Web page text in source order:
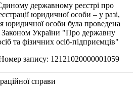
державному реєстрі про
юридичної особи – у разі,
юридичної особи була проведена
Законом України "Про державну
та фізичних осіб-підприємців"
запису: 12121020000001059
справи